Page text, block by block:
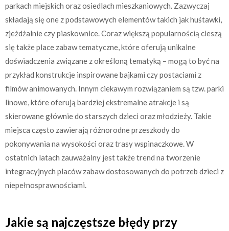
parkach miejskich oraz osiedlach mieszkaniowych. Zazwyczaj
składają się one z podstawowych elementów takich jak huśtawki,
zjeżdżalnie czy piaskownice. Coraz większą popularnością cieszą
się także place zabaw tematyczne, które oferują unikalne
doświadczenia związane z określoną tematyką – mogą to być na
przykład konstrukcje inspirowane bajkami czy postaciami z
filmów animowanych. Innym ciekawym rozwiązaniem są tzw. parki
linowe, które oferują bardziej ekstremalne atrakcje i są
skierowane głównie do starszych dzieci oraz młodzieży. Takie
miejsca często zawierają różnorodne przeszkody do
pokonywania na wysokości oraz trasy wspinaczkowe. W
ostatnich latach zauważalny jest także trend na tworzenie
integracyjnych placów zabaw dostosowanych do potrzeb dzieci z
niepełnosprawnościami.
Jakie są najczęstsze błędy przy